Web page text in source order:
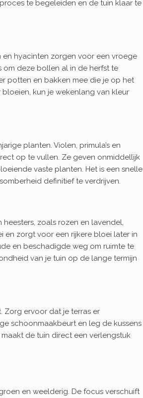
te begeleiden en de tuin klaar te
en hyacinten zorgen voor een vroege
om deze bollen al in de herfst te
potten en bakken mee die je op het
kun je wekenlang van kleur
planten. Violen, primula’s en
op te vullen. Ze geven onmiddellijk
vaste planten. Het is een snelle
definitief te verdrijven.
zoals rozen en lavendel,
en zorgt voor een rijkere bloei later in
en beschadigde weg om ruimte te
van je tuin op de lange termijn
Zorg ervoor dat je terras er
schoonmaakbeurt en leg de kussens
de tuin direct een verlengstuk
en weelderig. De focus verschuift